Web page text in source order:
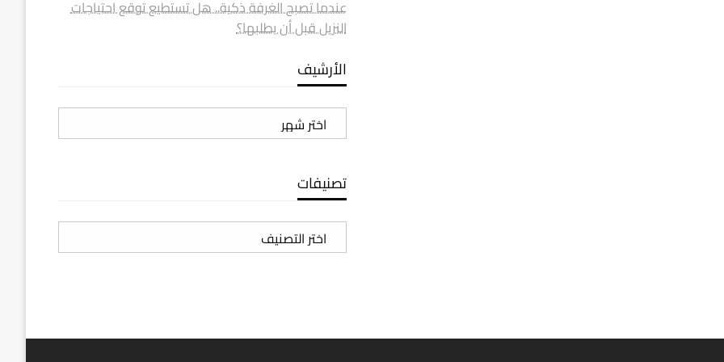
عندما تصبح الغرفة ذكية.. هل تستطيع توقع احتياجات
النزيل قبل أن يطلبها؟
الأرشيف
الأرشيف
تصنيفات
تصنيفات